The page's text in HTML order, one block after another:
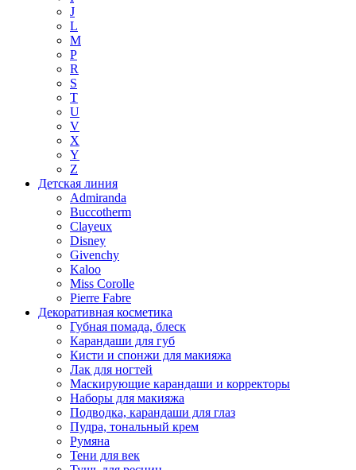
J
L
M
P
R
S
T
U
V
X
Y
Z
Детская линия
Admiranda
Buccotherm
Clayeux
Disney
Givenchy
Kaloo
Miss Corolle
Pierre Fabre
Декоративная косметика
Губная помада, блеск
Карандаши для губ
Кисти и спонжи для макияжа
Лак для ногтей
Маскирующие карандаши и корректоры
Наборы для макияжа
Подводка, карандаши для глаз
Пудра, тональный крем
Румяна
Тени для век